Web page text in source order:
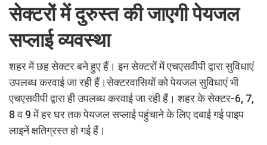
सेक्टरों में दुरुस्त की जाएगी पेयजल
सप्लाई व्यवस्था
शहर में छह सेक्टर बने हुए हैं। इन सेक्टरों में एचएसवीपी द्वारा सुविधाएं
उपलब्ध करवाई जा रही हैं।सेक्टरवासियों को पेयजल सुविधाएं भी
एचएसवीपी द्वारा ही उपलब्ध करवाई जा रही हैं। शहर के सेक्टर-6, 7,
8 व 9 में हर घर तक पेयजल सप्लाई पहुंचाने के लिए दबाई गई पाइप
लाइनें क्षतिग्रस्त हो गई हैं।